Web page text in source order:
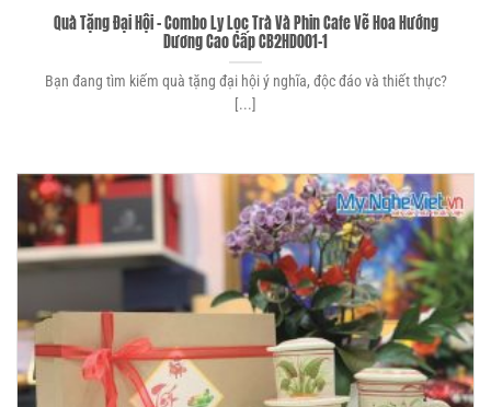
Quà Tặng Đại Hội – Combo Ly Lọc Trà Và Phin Cafe Vẽ Hoa Hướng
Dương Cao Cấp CB2HD001-1
Bạn đang tìm kiếm quà tặng đại hội ý nghĩa, độc đáo và thiết thực?
[...]